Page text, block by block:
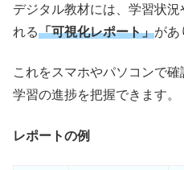
デジタル教材には、学習状
れる「可視化レポート」があ
これをスマホやパソコンで
学習の進捗を把握できます。
レポートの例